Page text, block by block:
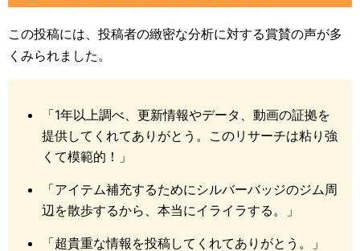
この投稿には、投稿者の緻密な分析に対する賞賛の声が多
くみられました。
「1年以上調べ、更新情報やデータ、動画の証拠を
提供してくれてありがとう。このリサーチは粘り強
くて模範的！」
「アイテム補充するためにシルバーバッジのジム周
辺を散歩するから、本当にイライラする。」
「超貴重な情報を投稿してくれてありがとう。」